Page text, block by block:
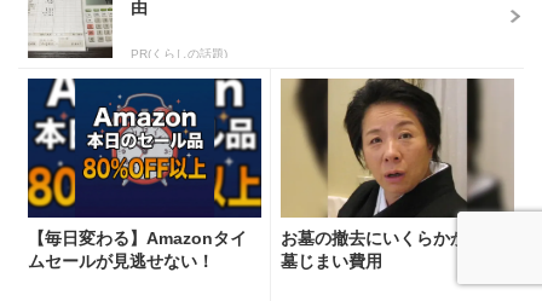
由
PR(くらしの話題)
【毎日変わる】Amazonタイ
ムセールが見逃せない！
お墓の撤去にいくらかかる？
墓じまい費用